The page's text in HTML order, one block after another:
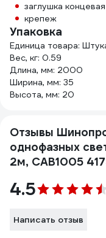
заглушка концевая
крепеж
Упаковка
Единица товара:
Вес, кг: 0.59
Длина, мм: 2000
Ширина, мм: 35
Высота, мм: 20
Отзывы
однофазных
2м, CAB1005
4.5
Написать отзыв